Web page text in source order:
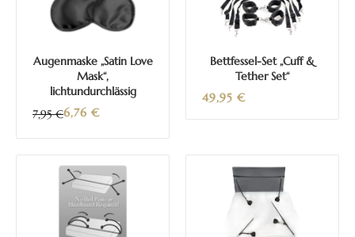
Augenmaske „Satin Love
Mask“,
lichtundurchlässig
7,95 €6,76 €
Bettfessel-Set „Cuff &
Tether Set“
49,95 €